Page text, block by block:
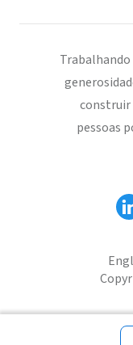
construir
pessoas